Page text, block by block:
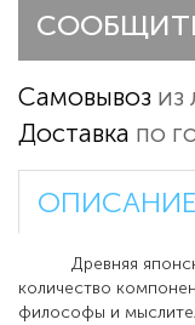
Самовывоз из
Доставка по
ОПИСАНИЕ
Древняя японская
количество
философы и